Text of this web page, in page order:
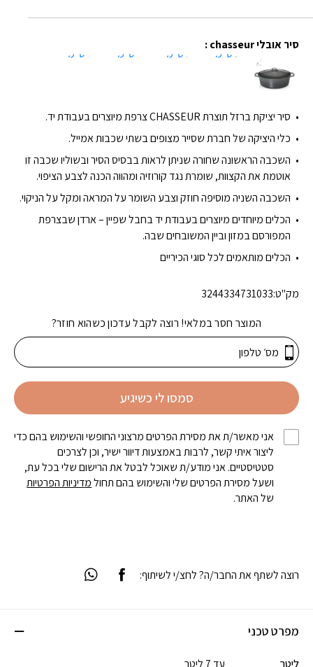
סיר יציקת ברזל תוצרת CHASSEUR צרפת מיוצרים בעבודת יד.
כלי היציקה של חברת שסייר מצופים בשתי שכבות אמייל.
השכבה הראשונה שחורה שניתן לראות בבסיס הסיר ובשוליו שכבה זו
אוטמת את הקצוות, שומרת נגד קורוזיה ומהווה הכנה לצבע הציפוי.
השכבה השניה מוסיפה חוזק וצבע השומר על המראה ומקל על הניקוי.
הכלים מיוחדים מיוצרים בעבודת יד בחבל שפיין – ארדן שבצרפת
המפורסם במזון וביין המשובחים שבה.
הכלים מותאמים לכל סוגי הכיריים
סיר אובלי chasseur :
27 ס"מ 29 ס"מ 33 ס"מ 35 ס"מ
מק"ט:3244334731033
המוצר חסר במלאי! רוצה לקבל עדכון כשהוא חוזר?
סמסו לי כשיגיע
אני מאשר/ת את מסירת הפרטים מרצוני החופשי והשימוש בהם כדי
ליצור איתי קשר, לרבות באמצעות דיוור ישיר, וכן לצרכים
סטטיסטיים. אני מודע/ת שאוכל לבטל את הרישום שלי בכל עת,
ושעל מסירת הפרטים שלי והשימוש בהם תחולמדיניות הפרטיות
של האתר.
מפרט טכני
ליטר עד 7 ליטר
רוצה לשתף את החבר/ה? לחצ/י לשיתוף: